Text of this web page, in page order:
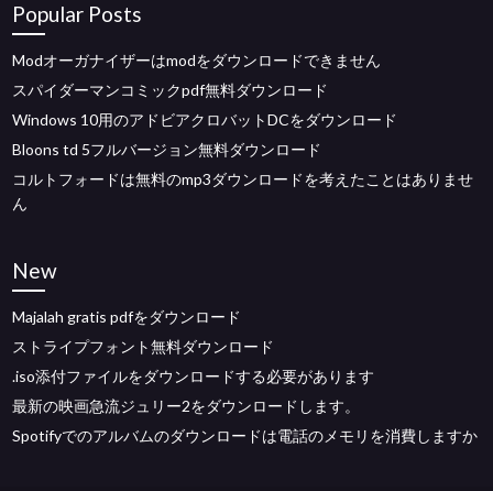
Popular Posts
Modオーガナイザーはmodをダウンロードできません
スパイダーマンコミックpdf無料ダウンロード
Windows 10用のアドビアクロバットDCをダウンロード
Bloons td 5フルバージョン無料ダウンロード
コルトフォードは無料のmp3ダウンロードを考えたことはありませ
ん
New
Majalah gratis pdfをダウンロード
ストライプフォント無料ダウンロード
.iso添付ファイルをダウンロードする必要があります
最新の映画急流ジュリー2をダウンロードします。
Spotifyでのアルバムのダウンロードは電話のメモリを消費しますか